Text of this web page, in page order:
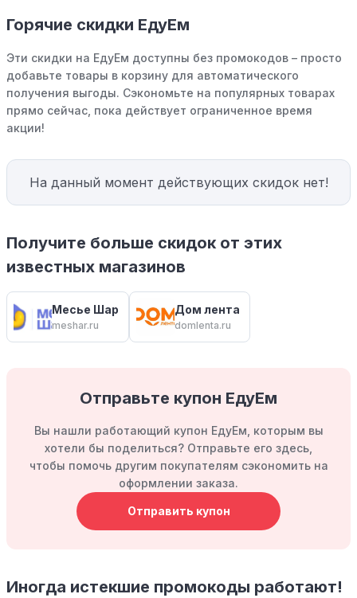
Горячие скидки ЕдуЕм
Эти скидки на ЕдуЕм доступны без промокодов – просто
добавьте товары в корзину для автоматического
получения выгоды. Сэкономьте на популярных товарах
прямо сейчас, пока действует ограниченное время
акции!
На данный момент действующих скидок нет!
Получите больше скидок от этих
известных магазинов
Месье Шар
meshar.ru
Дом лента
domlenta.ru
Отправьте купон ЕдуЕм
Вы нашли работающий купон ЕдуЕм, которым вы
хотели бы поделиться? Отправьте его здесь,
чтобы помочь другим покупателям сэкономить на
оформлении заказа.
Отправить купон
Иногда истекшие промокоды работают!